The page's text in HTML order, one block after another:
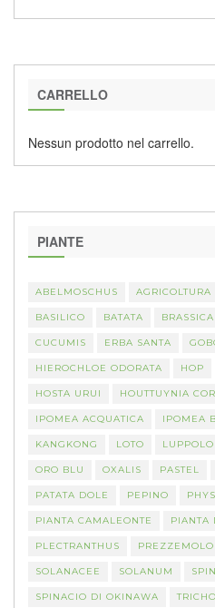
CARRELLO
Nessun prodotto nel carrello.
PIANTE
ABELMOSCHUS AGRICOLTURA
BASILICO BATATA BRASSICA
CUCUMIS ERBA SANTA
HIEROCHLOE ODORATA HOP
HOSTA URUI HOUTTUYNIA
IPOMEA ACQUATICA IPOMEA
KANGKONG LOTO LUPPOLO
ORO BLU OXALIS PASTEL
PATATA DOLE PEPINO
PIANTA CAMALEONTE PIANTA
PLECTRANTHUS PREZZEMOLO
SOLANACEE SOLANUM
SPINACIO DI OKINAWA